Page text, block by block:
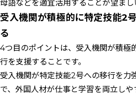
母語などを適宜活用することが望まし
受入機関が積極的に特定技能2
る
4つ目のポイントは、受入機関が積極
行を支援することです。
受入機関が特定技能2号への移行を力
で、外国人材が仕事と学習を両立し